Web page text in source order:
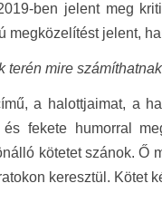
ben jelent meg
jelent,
terén mire
a halottjaimat, a
fekete humorral
kötetet szánok. Ő
keresztül. Kötet